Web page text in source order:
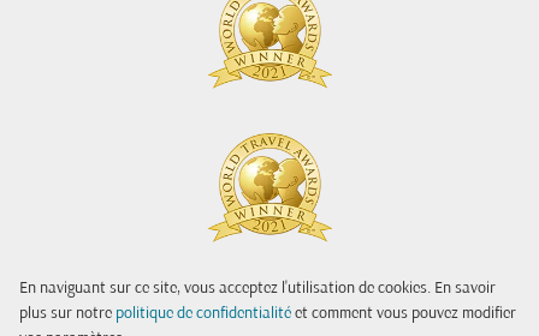
En naviguant sur ce site, vous acceptez l'utilisation de cookies. En savoir
plus sur notre politique de confidentialité et comment vous pouvez modifier